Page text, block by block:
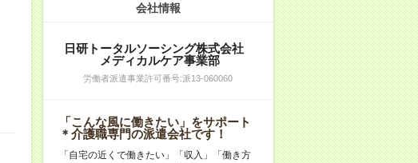
会社情報
日研トータルソーシング株式会社
メディカルケア事業部
労働者派遣事業許可番号:派13-060060
「こんな風に働きたい」をサポート
＊介護職専門の派遣会社です！
「自宅の近くで働きたい」「収入」「働き方